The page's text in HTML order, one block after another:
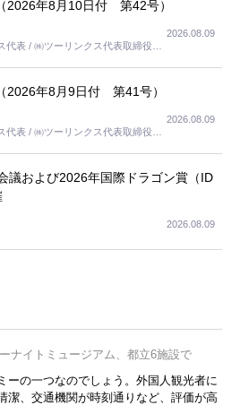
2026年8月10日付 第42号）
表 / ㈱ツーリンクス代表取締役社
2026.08.09
2026年8月9日付 第41号）
表 / ㈱ツーリンクス代表取締役社
2026.08.09
議および2026年国際ドラゴン賞（ID
2026.08.09
ナイトミュージアム、都立6施設で
ーの一つなのでしょう。外国人観光者に
潔、交通機関が時刻通りなど、評価が高